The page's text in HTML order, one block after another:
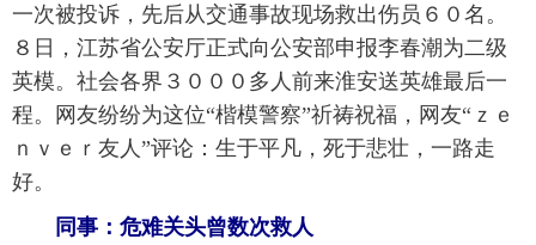
一次被投诉，先后从交通事故现场救出伤员６０名。
８日，江苏省公安厅正式向公安部申报李春潮为二级
英模。社会各界３０００多人前来淮安送英雄最后一
程。网友纷纷为这位“楷模警察”祈祷祝福，网友“ｚｅ
ｎｖｅｒ友人”评论：生于平凡，死于悲壮，一路走
好。
同事：危难关头曾数次救人